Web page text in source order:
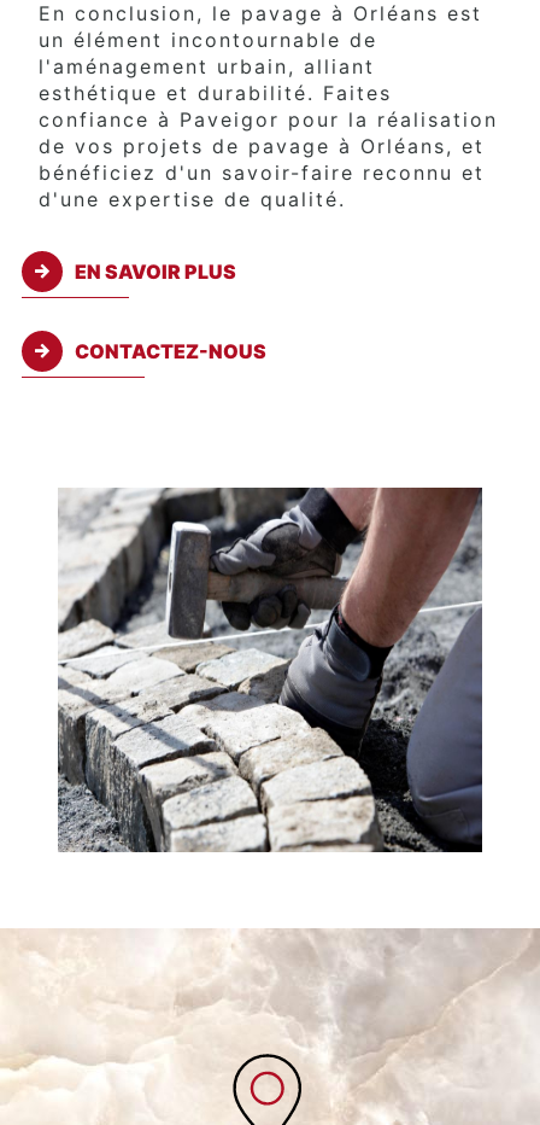
En conclusion, le pavage à Orléans est
un élément incontournable de
l'aménagement urbain, alliant
esthétique et durabilité. Faites
confiance à Paveigor pour la réalisation
de vos projets de pavage à Orléans, et
bénéficiez d'un savoir-faire reconnu et
d'une expertise de qualité.
EN SAVOIR PLUS
CONTACTEZ-NOUS